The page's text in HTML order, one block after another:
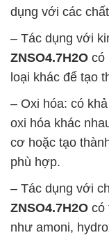
dụng với các
– Tác dụng với
ZNSO4.7H2O có
loại khác để tạo
– Oxi hóa: có
oxi hóa khác
cơ hoặc tạo
phù hợp.
– Tác dụng với
ZNSO4.7H2O có
như amoni,